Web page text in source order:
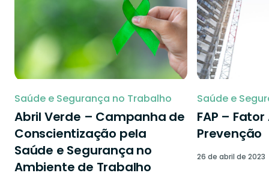
Saúde e Segurança no Trabalho
Abril Verde – Campanha de
Conscientização pela
Saúde e Segurança no
Ambiente de Trabalho
Saúde e
FAP –
Prevenção
26 de abril de 2023